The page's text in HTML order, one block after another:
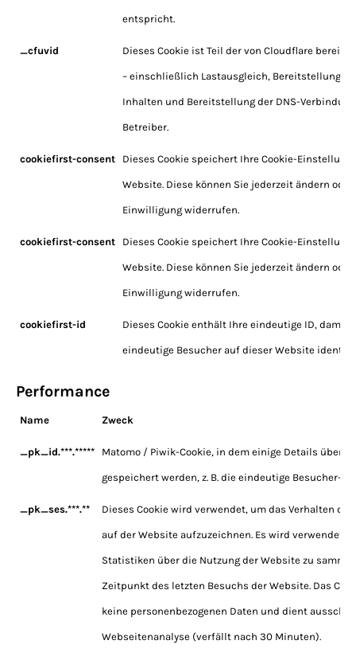
entspricht.
_cfuvid Dieses Cookie ist Teil der von Cloudflare
– einschließlich Lastausgleich, Bereitstellung
Inhalten und Bereitstellung der DNS-
Betreiber.
cookiefirst-consent Dieses Cookie speichert Ihre Cookie-
Website. Diese können Sie jederzeit ändern oder
Einwilligung widerrufen.
cookiefirst-consent Dieses Cookie speichert Ihre Cookie-
Website. Diese können Sie jederzeit ändern oder
Einwilligung widerrufen.
cookiefirst-id Dieses Cookie enthält Ihre eindeutige ID, damit
eindeutige Besucher auf dieser Website
Performance
Name Zweck
_pk_id.***.***** Matomo / Piwik-Cookie, in dem einige Details über
gespeichert werden, z. B. die eindeutige Besucher-ID.
_pk_ses.***.** Dieses Cookie wird verwendet, um das Verhalten der
auf der Website aufzuzeichnen. Es wird verwendet,
Statistiken über die Nutzung der Website zu
Zeitpunkt des letzten Besuchs der Website. Das
keine personenbezogenen Daten und dient
Webseitenanalyse (verfällt nach 30 Minuten).